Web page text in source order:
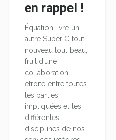
en rappel !
Équation livre un
autre Super C tout
nouveau tout beau,
fruit d’une
collaboration
étroite entre toutes
les parties
impliquées et les
différentes
disciplines de nos